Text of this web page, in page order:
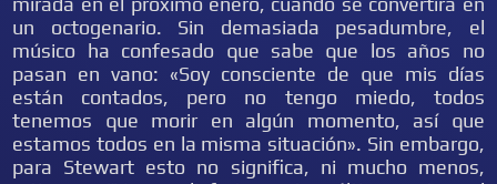
un octogenario. Sin demasiada pesadumbre, el
músico ha confesado que sabe que los años no
pasan en vano: «Soy consciente de que mis días
están contados, pero no tengo miedo, todos
tenemos que morir en algún momento, así que
estamos todos en la misma situación». Sin embargo,
para Stewart esto no significa, ni mucho menos,